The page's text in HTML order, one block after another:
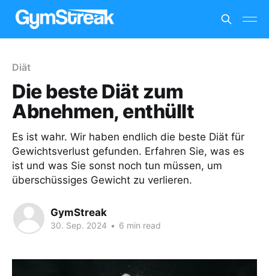
Diät
Die beste Diät zum
Abnehmen, enthüllt
Es ist wahr. Wir haben endlich die beste Diät für
Gewichtsverlust gefunden. Erfahren Sie, was es
ist und was Sie sonst noch tun müssen, um
überschüssiges Gewicht zu verlieren.
GymStreak
30. Sep. 2024 • 6 min read